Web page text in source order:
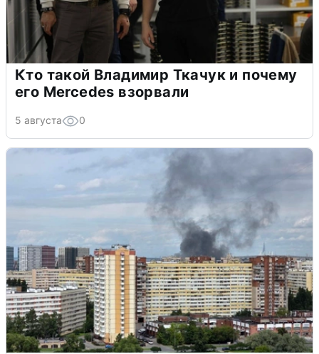
Кто такой Владимир Ткачук и почему
его Mercedes взорвали
5 августа 0